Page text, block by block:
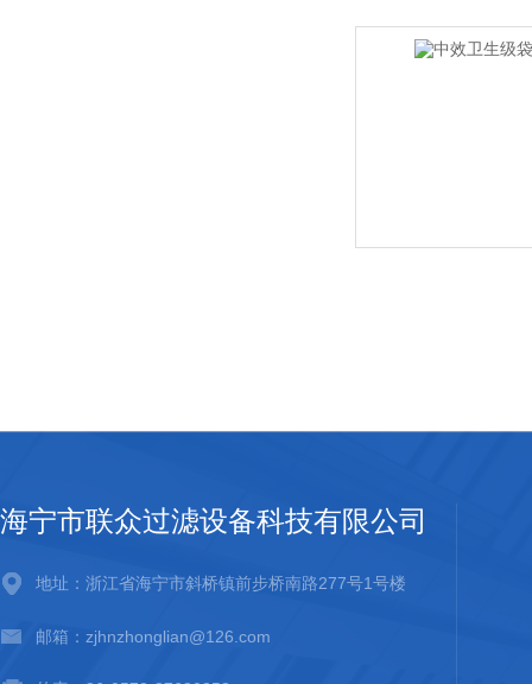
海宁市联众过滤设备科技有限公司
地址：浙江省海宁市斜桥镇前步桥南路277号1号楼
邮箱：zjhnzhonglian@126.com